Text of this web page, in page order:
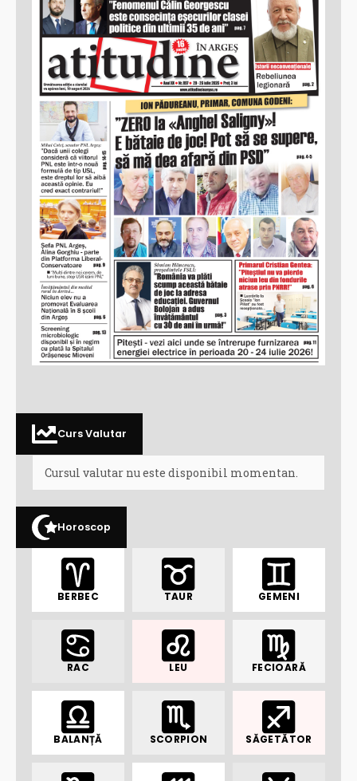
Curs Valutar
Cursul valutar nu este disponibil momentan.
Horoscop
BERBEC TAUR GEMENI
RAC LEU FECIOARĂ
BALANȚĂ SCORPION SĂGETĂTOR